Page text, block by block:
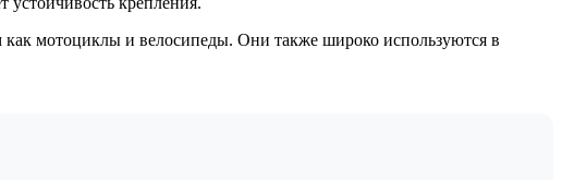
как мотоциклы и велосипеды. Они также широко используются в